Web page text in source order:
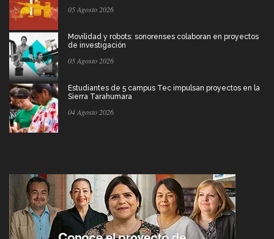
05 Agosto 2026
Movilidad y robots: sonorenses colaboran en proyectos
de investigación
05 Agosto 2026
Estudiantes de 5 campus Tec impulsan proyectos en la
Sierra Tarahumara
04 Agosto 2026